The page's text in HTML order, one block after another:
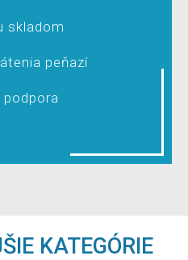
skladom
peňazí
podpora
KATEGÓRIE